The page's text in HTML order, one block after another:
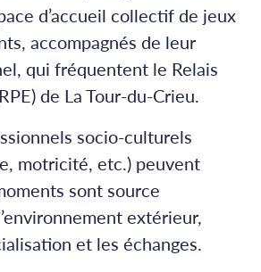
d’accueil collectif de jeux
accompagnés de leur
qui fréquentent le Relais
de La Tour-du-Crieu.
socio-culturels
motricité, etc.) peuvent
sont source
extérieur,
et les échanges.